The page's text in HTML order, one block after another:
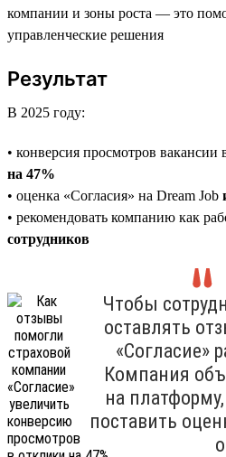
компании и зоны роста — это
управленческие решения
Результат
В 2025 году:
• конверсия просмотров вакансии
на 47%
• оценка «Согласия» на Dream Job
• рекомендовать компанию как
сотрудников
Чтобы
оставлять
«Согласие»
Компания
на
поставить